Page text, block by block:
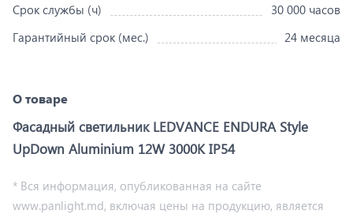
Срок службы (ч)
30 000 часов
Гарантийный срок (мес.)
24 месяца
О товаре
Фасадный светильник LEDVANCE ENDURA Style
UpDown Aluminium 12W 3000K IP54
* Вся информация, опубликованная на сайте
www.panlight.md, включая цены на продукцию, является